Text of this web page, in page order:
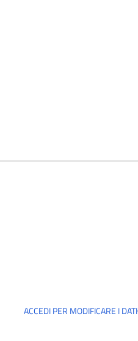
ACCEDI PER MODIFICARE I DATI